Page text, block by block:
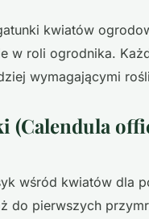
kwiatów
w roli ogrodnika.
wymagającymi
(Calendula
wśród kwiatów dla
do pierwszych